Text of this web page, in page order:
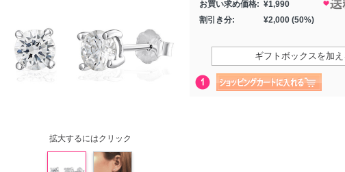
拡大するにはクリック
お買い求め価格: ¥1,990
割引き分:
¥2,000 (50%)
ギフトボックスを加え